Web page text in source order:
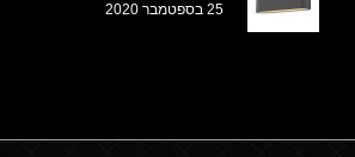
25 בספטמבר 2020